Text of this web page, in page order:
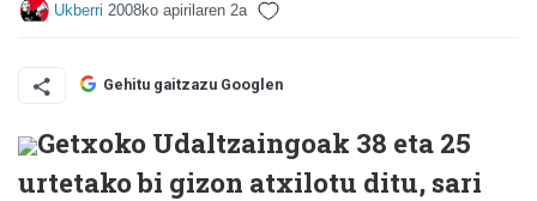
Ukberri 2008ko apirilaren 2a
Gehitu gaitzazu Googlen
Getxoko Udaltzaingoak 38 eta 25
urtetako bi gizon atxilotu ditu, sari